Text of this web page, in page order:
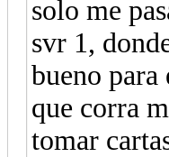
solo me
svr 1,
bueno para
que corra
tomar